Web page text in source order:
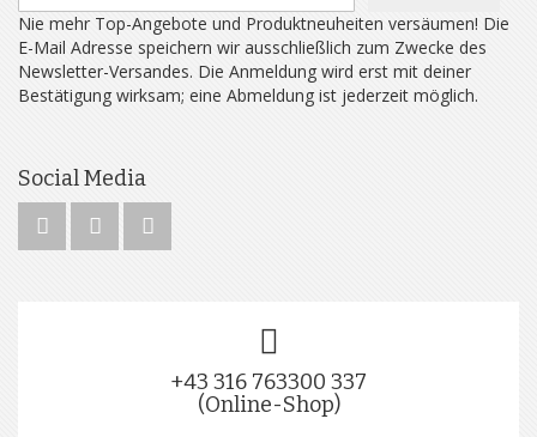
Nie mehr Top-Angebote und Produktneuheiten versäumen! Die
E-Mail Adresse speichern wir ausschließlich zum Zwecke des
Newsletter-Versandes. Die Anmeldung wird erst mit deiner
Bestätigung wirksam; eine Abmeldung ist jederzeit möglich.
Social Media
+43 316 763300 337
(Online-Shop)